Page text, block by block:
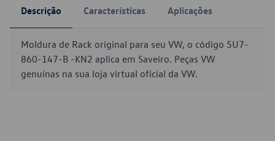
Descrição Características Aplicações
Moldura de Rack original para seu VW, o código 5U7-
860-147-B -KN2 aplica em Saveiro. Peças VW
genuínas na sua loja virtual oficial da VW.